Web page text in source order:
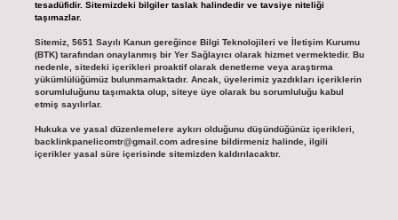
tesadüfidir. Sitemizdeki bilgiler taslak halindedir ve tavsiye niteliği
taşımazlar.
Sitemiz, 5651 Sayılı Kanun gereğince Bilgi Teknolojileri ve İletişim Kurumu
(BTK) tarafından onaylanmış bir Yer Sağlayıcı olarak hizmet vermektedir. Bu
nedenle, sitedeki içerikleri proaktif olarak denetleme veya araştırma
yükümlülüğümüz bulunmamaktadır. Ancak, üyelerimiz yazdıkları içeriklerin
sorumluluğunu taşımakta olup, siteye üye olarak bu sorumluluğu kabul
etmiş sayılırlar.
Hukuka ve yasal düzenlemelere aykırı olduğunu düşündüğünüz içerikleri,
backlinkpanelicomtr@gmail.comadresine bildirmeniz halinde, ilgili
içerikler yasal süre içerisinde sitemizden kaldırılacaktır.